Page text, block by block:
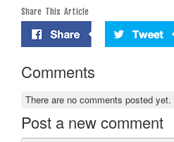
Share This Article
Comments
There are no comments posted yet.
Post a new comment